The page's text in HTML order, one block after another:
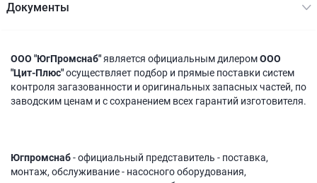
Документы
ООО "ЮгПромснаб"является официальным дилеромООО
"Цит-Плюс"осуществляет подбор и прямые поставки систем
контроля загазованности и оригинальных запасных частей, по
заводским ценам и с сохранением всех гарантий изготовителя.
Югпромснаб- официальный представитель - поставка,
монтаж, обслуживание - насосного оборудования,